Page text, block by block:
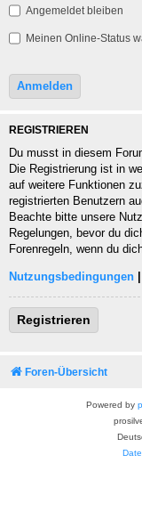
Angemeldet bleiben
Meinen Online-Status
REGISTRIEREN
Du musst in diesem
Die Registrierung ist in
auf weitere Funktionen
registrierten Benutzern
Beachte bitte unsere
Regelungen, bevor du
Forenregeln, wenn du
Nutzungsbedingungen
Registrieren
Foren-Übersicht
Powered by